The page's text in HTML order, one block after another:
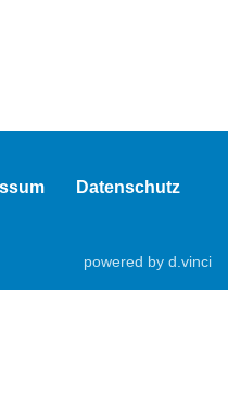
Datenschutz
powered by d.vinci